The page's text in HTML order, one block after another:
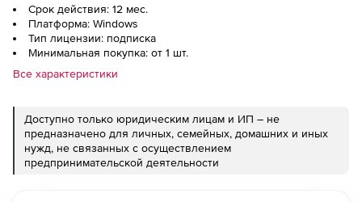
Срок действия: 12 мес.
Платформа: Windows
Тип лицензии: подписка
Минимальная покупка: от 1 шт.
Все характеристики
Доступно только юридическим лицам и ИП – не
предназначено для личных, семейных, домашних и иных
нужд, не связанных с осуществлением
предпринимательской деятельности